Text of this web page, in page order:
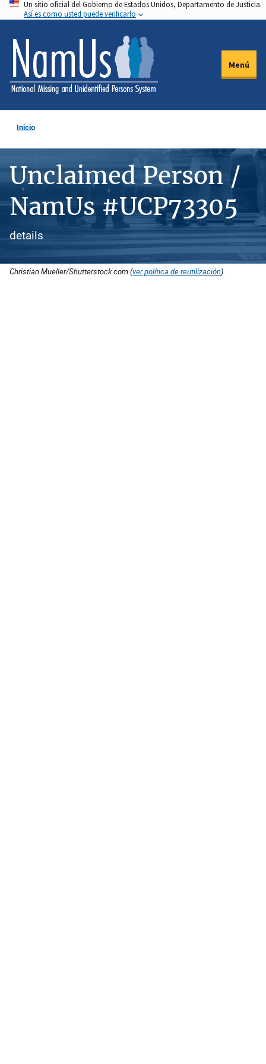
Pasar
al
contenido
principal
Un sitio oficial del Gobierno de Estados Unidos, Departamento de Justicia.
Así es como usted puede verificarlo
Menú
Inicio
Unclaimed Person /
NamUs #UCP73305
details
Christian Mueller/Shutterstock.com (ver política de reutilización).